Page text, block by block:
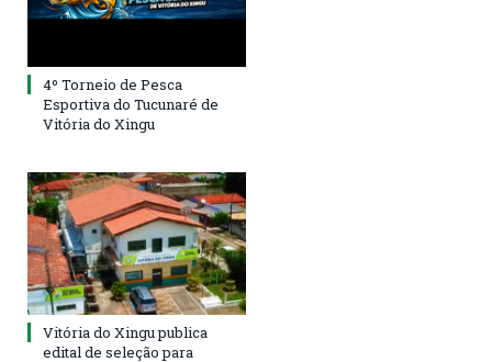
4º Torneio de Pesca
Esportiva do Tucunaré de
Vitória do Xingu
Vitória do Xingu publica
edital de seleção para